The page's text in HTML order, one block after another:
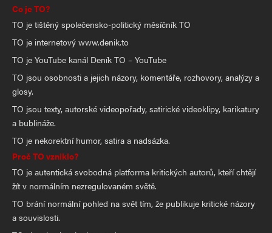
Co je TO?
TO je tištěný společensko-politický měsíčník TO
TO je internetový www.denik.to
TO je YouTube kanál Deník TO – YouTube
TO jsou osobnosti a jejich názory, komentáře, rozhovory, analýzy a
glosy.
TO jsou texty, autorské videopořady, satirické videoklipy, karikatury
a bublináže.
TO je nekorektní humor, satira a nadsázka.
Proč TO vzniklo?
TO je autentická svobodná platforma kritických autorů, kteří chtějí
žít v normálním nezregulovaném světě.
TO brání normální pohled na svět tím, že publikuje kritické názory
a souvislosti.